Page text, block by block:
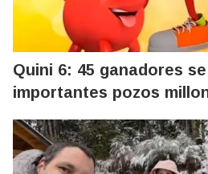
Quini 6: 45 ganadores
importantes pozos